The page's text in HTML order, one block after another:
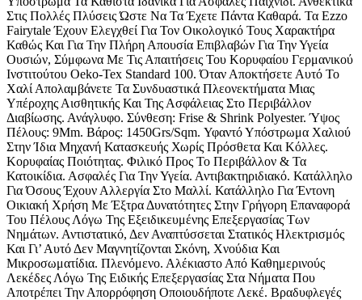
Στις Πολλές Πλύσεις Ώστε Να Τα Έχετε Πάντα Καθαρά. Τα Ezzo
Fairytale Έχουν Ελεγχθεί Για Τον Οικολογικό Τους Χαρακτήρα
Καθώς Και Για Την Πλήρη Απουσία Επιβλαβών Για Την Υγεία
Ουσιών, Σύμφωνα Με Τις Απαιτήσεις Του Κορυφαίου Γερμανικού
Ινστιτούτου Oeko-Tex Standard 100. Όταν Αποκτήσετε Αυτό Το
Χαλί Απολαμβάνετε Τα Συνδυαστικά Πλεονεκτήματα Μιας
Υπέροχης Αισθητικής Και Της Ασφάλειας Στο Περιβάλλον
Διαβίωσης. Ανάγλυφο. Σύνθεση: Frise & Shrink Polyester. Ύψος
Πέλους: 9Mm. Βάρος: 1450Grs/Sqm. Υφαντό Υπόστρωμα Χαλιού
Στην Ίδια Μηχανή Κατασκευής Χωρίς Πρόσθετα Και Κόλλες.
Κορυφαίας Ποιότητας. Φιλικό Προς Το Περιβάλλον & Τα
Κατοικίδια. Ασφαλές Για Την Υγεία. Αντιβακτηριδιακό. Κατάλληλο
Για Όσους Έχουν Αλλεργία Στο Μαλλί. Κατάλληλο Για Έντονη
Οικιακή Χρήση Με Έξτρα Δυνατότητες Στην Γρήγορη Επαναφορά
Του Πέλους Λόγω Της Εξειδικευμένης Επεξεργασίας Των
Νημάτων. Αντιστατικό, Δεν Αναπτύσσεται Στατικός Ηλεκτρισμός
Και Γι’ Αυτό Δεν Μαγνητίζονται Σκόνη, Χνούδια Και
Μικροσωματίδια. Πλενόμενο. Αλέκιαστο Από Καθημερινούς
Λεκέδες Λόγω Της Ειδικής Επεξεργασίας Στα Νήματα Που
Αποτρέπει Την Απορρόφηση Οποιουδήποτε Λεκέ. Βραδυφλεγές